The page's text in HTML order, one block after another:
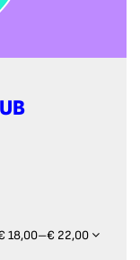
18,00–€ 22,00